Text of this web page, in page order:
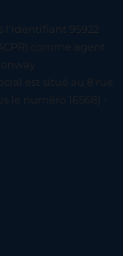
l'identifiant 95922
comme agent
est situé au 8 rue
le numéro 16568) -